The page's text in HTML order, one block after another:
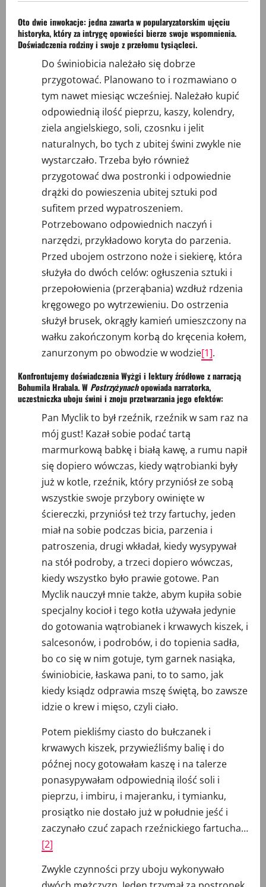
Oto dwie inwokacje: jedna zawarta w popularyzatorskim ujęciu
historyka, który za intrygę opowieści bierze swoje wspomnienia.
Doświadczenia rodziny i swoje z przełomu tysiącleci.
Do świniobicia należało się dobrze
przygotować. Planowano to i rozmawiano o
tym nawet miesiąc wcześniej. Należało kupić
odpowiednią ilość pieprzu, kaszy, kolendry,
ziela angielskiego, soli, czosnku i jelit
naturalnych, bo tych z ubitej świni zwykle nie
wystarczało. Trzeba było również
przygotować dwa postronki i odpowiednie
drążki do powieszenia ubitej sztuki pod
sufitem przed wypatroszeniem.
Potrzebowano odpowiednich naczyń i
narzędzi, przykładowo koryta do parzenia.
Przed ubojem ostrzono noże i siekierę, która
służyła do dwóch celów: ogłuszenia sztuki i
przepołowienia (przerąbania) wzdłuż rdzenia
kręgowego po wytrzewieniu. Do ostrzenia
służył brusek, okrągły kamień umieszczony na
wałku zakończonym korbą do kręcenia kołem,
zanurzonym po obwodzie w wodzie[1].
Konfrontujemy doświadczenia Wyżgi i lektury źródłowe z narracją
Bohumila Hrabala. W Postrzyżynachopowiada narratorka,
uczestniczka uboju świni i znoju przetwarzania jego efektów:
Pan Myclik to był rzeźnik, rzeźnik w sam raz na
mój gust! Kazał sobie podać tartą
marmurkową babkę i białą kawę, a rumu napił
się dopiero wówczas, kiedy wątrobianki były
już w kotle, rzeźnik, który przyniósł ze sobą
wszystkie swoje przybory owinięte w
ściereczki, przyniósł też trzy fartuchy, jeden
miał na sobie podczas bicia, parzenia i
patroszenia, drugi wkładał, kiedy wysypywał
na stół podroby, a trzeci dopiero wówczas,
kiedy wszystko było prawie gotowe. Pan
Myclik nauczył mnie także, abym kupiła sobie
specjalny kocioł i tego kotła używała jedynie
do gotowania wątrobianek i krwawych kiszek, i
salcesonów, i podrobów, i do topienia sadła,
bo co się w nim gotuje, tym garnek nasiąka,
świniobicie, łaskawa pani, to to samo, jak
kiedy ksiądz odprawia mszę świętą, bo zawsze
idzie o krew i mięso, czyli ciało.
Potem piekliśmy ciasto do bułczanek i
krwawych kiszek, przywieźliśmy balię i do
późnej nocy gotowałam kaszę i na talerze
ponasypywałam odpowiednią ilość soli i
pieprzu, i imbiru, i majeranku, i tymianku,
prosiątko nie dostało już w południe jeść i
zaczynało czuć zapach rzeźnickiego fartucha…
[2]
Zwykle czynności przy uboju wykonywało